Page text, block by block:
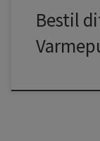
Bestil